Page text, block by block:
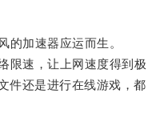
加速器应运而生。
速，让上网速度得到极
件还是进行在线游戏，都